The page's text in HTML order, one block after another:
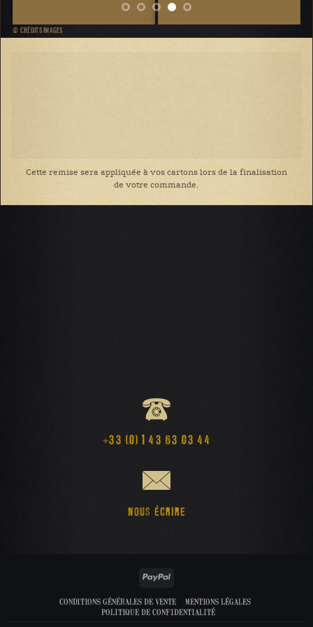
© CRÉDITS IMAGES
Cette remise sera appliquée à vos cartons lors de la finalisation
de votre commande.
+33 (0) 1 43 63 03 44
NOUS ÉCRIRE
PayPal
CONDITIONS GÉNÉRALES DE VENTE
MENTIONS LÉGALES
POLITIQUE DE CONFIDENTIALITÉ